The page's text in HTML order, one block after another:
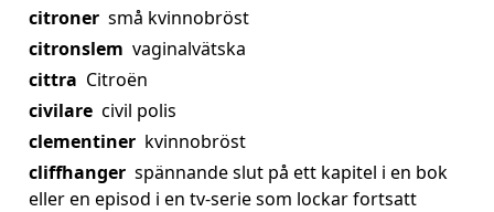
citroner små kvinnobröst
citronslem vaginalvätska
cittra Citroën
civilare civil polis
clementiner kvinnobröst
cliffhanger spännande slut på ett kapitel i en bok
eller en episod i en tv-serie som lockar fortsatt